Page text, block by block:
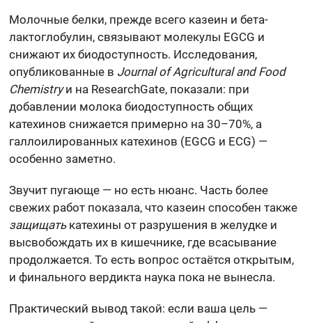
Молочные белки, прежде всего казеин и бета-
лактоглобулин, связывают молекулы EGCG и
снижают их биодоступность. Исследования,
опубликованные в Journal of Agricultural and Food
Chemistryи на ResearchGate, показали: при
добавлении молока биодоступность общих
катехинов снижается примерно на 30–70%, а
галлоилированных катехинов (EGCG и ECG) —
особенно заметно.
Звучит пугающе — но есть нюанс. Часть более
свежих работ показала, что казеин способен также
защищатькатехины от разрушения в желудке и
высвобождать их в кишечнике, где всасывание
продолжается. То есть вопрос остаётся открытым,
и финального вердикта наука пока не вынесла.
Практический вывод такой: если ваша цель —